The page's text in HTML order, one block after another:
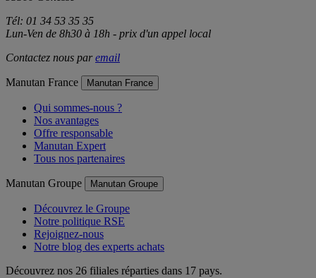
Tél: 01 34 53 35 35
Lun-Ven de 8h30 à 18h - prix d'un appel local
Contactez nous paremail
Manutan France Manutan France
Qui sommes-nous ?
Nos avantages
Offre responsable
Manutan Expert
Tous nos partenaires
Manutan Groupe Manutan Groupe
Découvrez le Groupe
Notre politique RSE
Rejoignez-nous
Notre blog des experts achats
Découvrez nos 26 filiales réparties dans 17 pays.